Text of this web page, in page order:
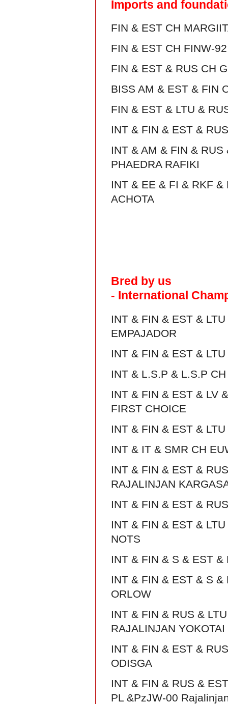
Imports and
FIN & EST CH
FIN & EST CH FINW-
FIN & EST & RUS CH
BISS AM & EST & FIN
FIN & EST & LTU &
INT & FIN & EST &
INT & AM & FIN &
PHAEDRA RAFIKI
INT & EE & FI & RKF
ACHOTA
Bred by us
- International
INT & FIN & EST &
EMPAJADOR
INT & FIN & EST &
INT & L.S.P & L.S.P
INT & FIN & EST & LV
FIRST CHOICE
INT & FIN & EST &
INT & IT & SMR CH
INT & FIN & EST &
RAJALINJAN
INT & FIN & EST &
INT & FIN & EST &
NOTS
INT & FIN & S & EST &
INT & FIN & EST & S
ORLOW
INT & FIN & RUS &
RAJALINJAN YOKOTAI
INT & FIN & EST &
ODISGA
INT & FIN & RUS &
PL &PzJW-00